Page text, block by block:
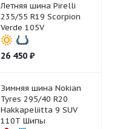
Летняя шина Pirelli
235/55 R19 Scorpion
Verde 105V
26 450₽
Зимняя шина Nokian
Tyres 295/40 R20
Hakkapeliitta 9 SUV
110T Шипы